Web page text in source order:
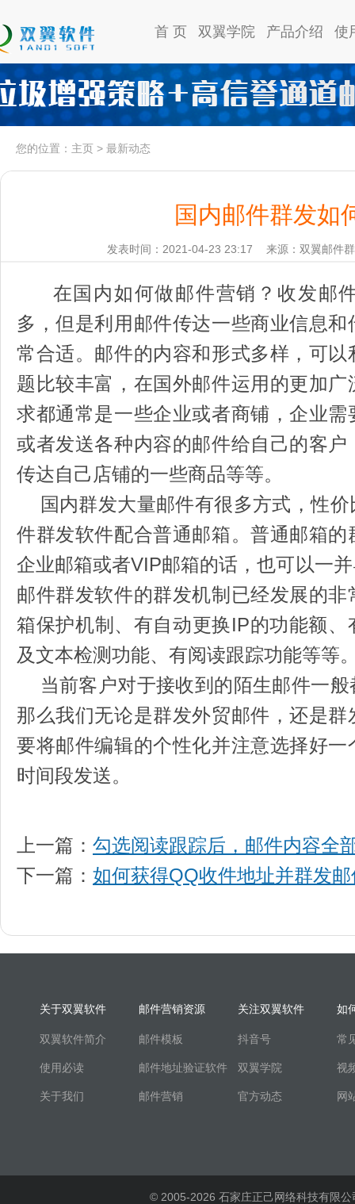
首 页 双翼学院 产品介绍 使
您的位置： 主页 > 最新动态
国内邮件群发如
发表时间：2021-04-23 23:17 来源：双翼邮件
在国内如何做邮件营销？收发邮
多，但是利用邮件传达一些商业信息
常合适。邮件的内容和形式多样，可
题比较丰富，在国外邮件运用的更加
求都通常是一些企业或者商铺，企业
或者发送各种内容的邮件给自己的客
传达自己店铺的一些商品等等。
国内群发大量邮件有很多方式，性价
件群发软件配合普通邮箱。普通邮箱
企业邮箱或者VIP邮箱的话，也可以一
邮件群发软件的群发机制已经发展的
箱保护机制、有自动更换IP的功能额
及文本检测功能、有阅读跟踪功能等等
当前客户对于接收到的陌生邮件一般
那么我们无论是群发外贸邮件，还是
要将邮件编辑的个性化并注意选择好
时间段发送。
上一篇： 勾选阅读跟踪后，邮件内容全
下一篇： 如何获得QQ收件地址并群发邮
关于双翼软件
双翼软件简介
使用必读
关于我们
邮件营销资源
邮件模板
邮件地址验证软件
邮件营销
关注双翼软件
抖音号
双翼学院
官方动态
如
常
视
网
© 2005-2026 石家庄正己网络科技有限